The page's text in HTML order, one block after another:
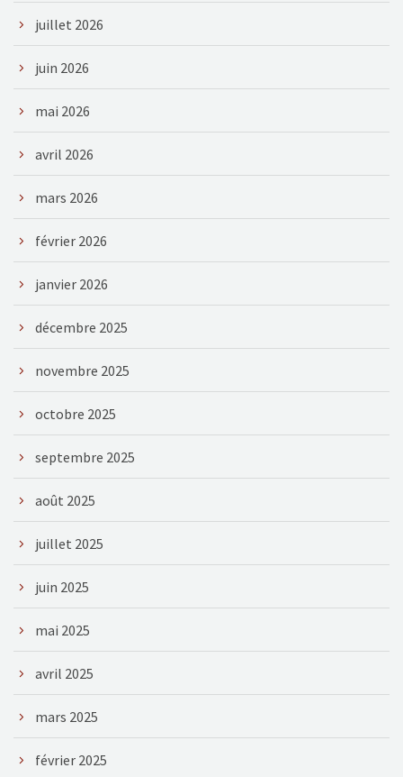
juillet 2026
juin 2026
mai 2026
avril 2026
mars 2026
février 2026
janvier 2026
décembre 2025
novembre 2025
octobre 2025
septembre 2025
août 2025
juillet 2025
juin 2025
mai 2025
avril 2025
mars 2025
février 2025